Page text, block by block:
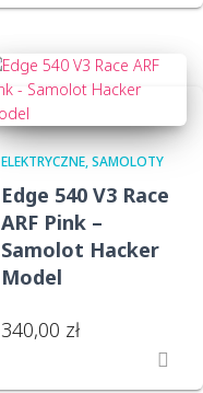
ELEKTRYCZNE SAMOLOTY
Edge 540 V3 Race
ARF Pink –
Samolot Hacker
Model
340,00 zł